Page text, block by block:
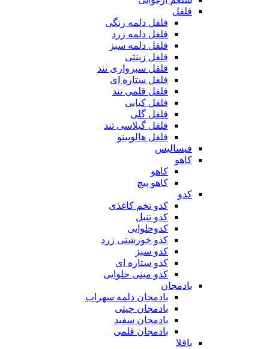
فلفل
فلفل دلمه رنگی
فلفل دلمه زرد
فلفل دلمه سبز
فلفل زینتی
فلفل سبزواری تند
فلفل ستاره ای
فلفل قلمی تند
فلفل کبابی
فلفل گلی
فلفل گیلاسی تند
فلفل هالوپینو
فیسالیس
کاهو
کاهو
کاهو پیچ
کدو
کدو تخم کاغذی
کدو تنبل
کدوحلوایی
کدو خورشتی زرد
کدو سبز
کدو ستاره ای
کدو مینی حلوایی
بادمجان
بادمجان دلمه سهراب
بادمجان چیتی
بادمجان سفید
بادمجان قلمی
باقلا